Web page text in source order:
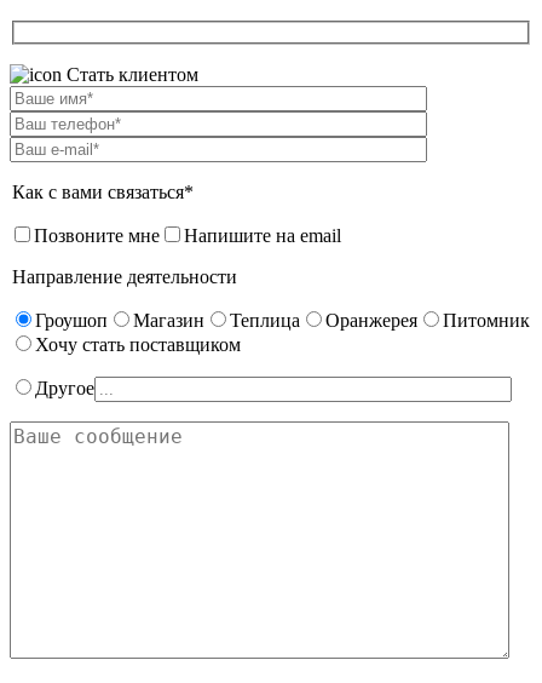
Стать клиентом
Как с вами связаться*
Позвоните мне
Напишите на email
Направление деятельности
Гроушоп Магазин Теплица Оранжерея
Питомник
Хочу стать поставщиком
Другое